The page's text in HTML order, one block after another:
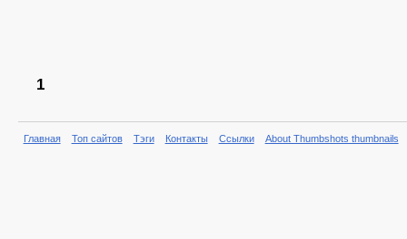
1
Главная Топ сайтов Тэги Контакты Ссылки About Thumbshots thumbnails